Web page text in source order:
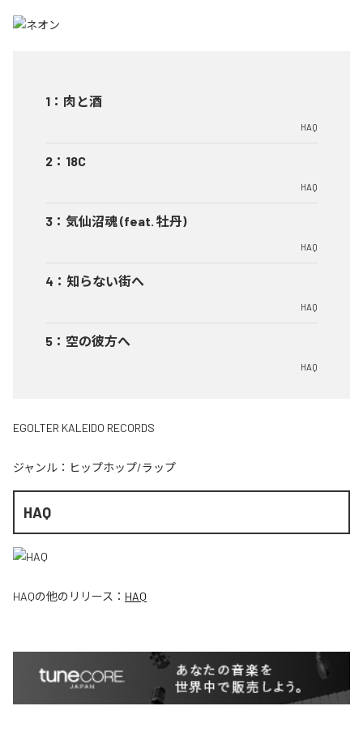
1 ： 肉と酒
HAQ
2 ： 18C
HAQ
3 ： 気仙沼魂 (feat. 牡丹)
HAQ
4 ： 知らない街へ
HAQ
5 ： 空の彼方へ
HAQ
EGOLTER KALEIDO RECORDS
ジャンル： ヒップホップ/ラップ
HAQ
HAQの他のリリース： HAQ